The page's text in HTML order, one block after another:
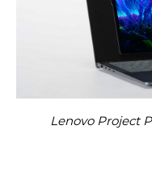
Lenovo Project